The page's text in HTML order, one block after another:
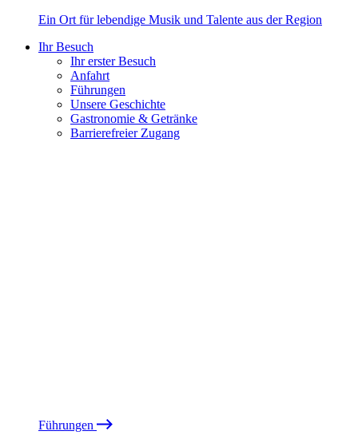
Ein Ort für lebendige Musik und Talente aus der Region
Ihr Besuch
Ihr erster Besuch
Anfahrt
Führungen
Unsere Geschichte
Gastronomie & Getränke
Barrierefreier Zugang
Führungen